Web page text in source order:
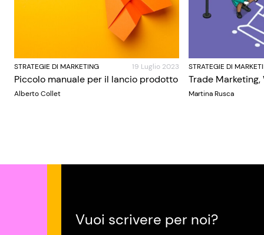
STRATEGIE DI MARKETING 19 Luglio 2023
Piccolo manuale per il lancio prodotto
Alberto Collet
STRATEGIE DI
Trade Marketing,
Martina Rusca
Vuoi scrivere per noi?